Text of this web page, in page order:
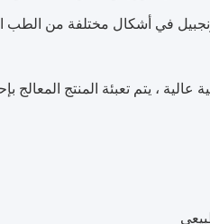
في أشكال مختلفة من الطب
، يتم تعبئة المنتج المعالج